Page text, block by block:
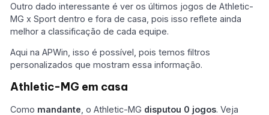
Outro dado interessante é ver os últimos jogos de Athletic-
MG x Sport dentro e fora de casa, pois isso reflete ainda
melhor a classificação de cada equipe.
Aqui na APWin, isso é possível, pois temos filtros
personalizados que mostram essa informação.
Athletic-MG em casa
Como mandante , o Athletic-MG disputou 0 jogos. Veja